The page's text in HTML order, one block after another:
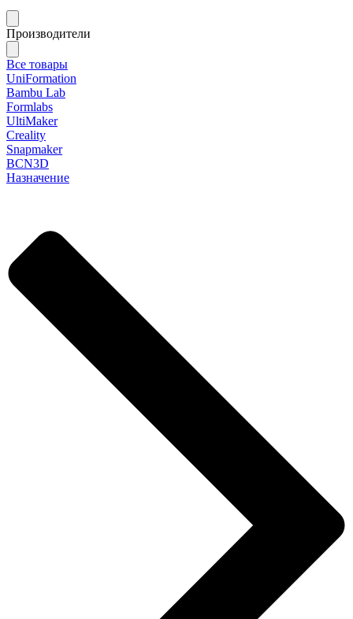
Производители
Все товары
UniFormation
Bambu Lab
Formlabs
UltiMaker
Creality
Snapmaker
BCN3D
Назначение